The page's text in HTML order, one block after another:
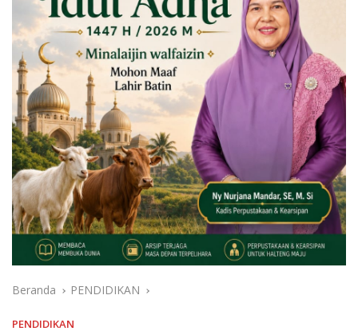
Beranda PENDIDIKAN
PENDIDIKAN